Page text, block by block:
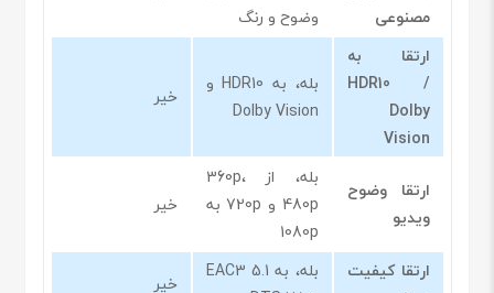
مصنوعی
وضوح و رنگ
ارتقا به
HDR10 /
Dolby
Vision
بله، به HDR10 و
Dolby Vision
خیر
ارتقا وضوح
ویدیو
بله، از 360p،
480p و 720p به
1080p
خیر
ارتقا کیفیت
بله، به EAC3 5.1
خیر